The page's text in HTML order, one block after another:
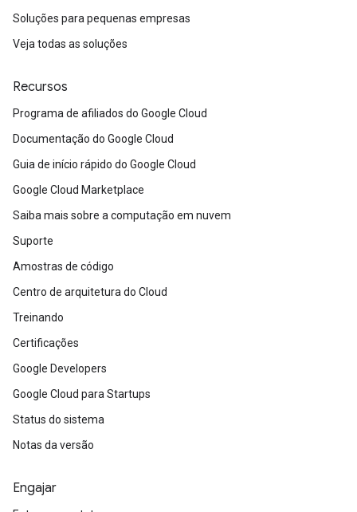
Soluções para pequenas empresas
Veja todas as soluções
Recursos
Programa de afiliados do Google Cloud
Documentação do Google Cloud
Guia de início rápido do Google Cloud
Google Cloud Marketplace
Saiba mais sobre a computação em nuvem
Suporte
Amostras de código
Centro de arquitetura do Cloud
Treinando
Certificações
Google Developers
Google Cloud para Startups
Status do sistema
Notas da versão
Engajar